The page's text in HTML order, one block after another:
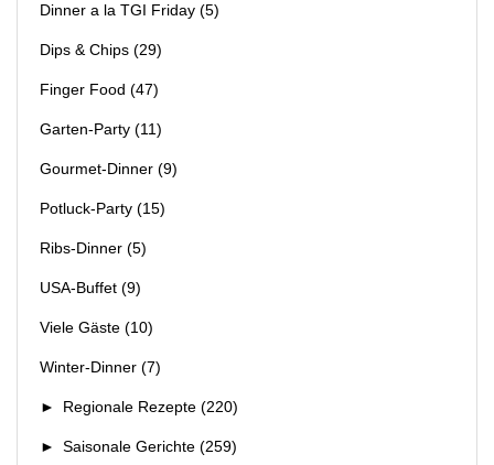
Dinner a la TGI Friday (5)
Dips & Chips (29)
Finger Food (47)
Garten-Party (11)
Gourmet-Dinner (9)
Potluck-Party (15)
Ribs-Dinner (5)
USA-Buffet (9)
Viele Gäste (10)
Winter-Dinner (7)
► Regionale Rezepte (220)
► Saisonale Gerichte (259)